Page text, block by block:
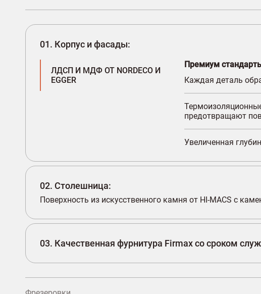
01. Корпус и фасады:
ЛДСП И МДФ ОТ NORDECO И
EGGER
Премиум
Каждая деталь
предотвращают
Увеличенная
02. Столешница:
Поверхность из искусственного камня от HI-MACS с
03. Качественная фурнитура Firmax со сроком